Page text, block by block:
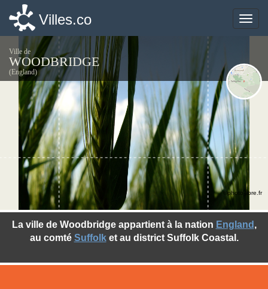
Toggle
Villes.co
Ville de
WOODBRIDGE
(England)
La ville de Woodbridge appartient à la nation England ,
au comté Suffolket au district Suffolk Coastal.
©photo-libre.fr
Toggle
Villes.co